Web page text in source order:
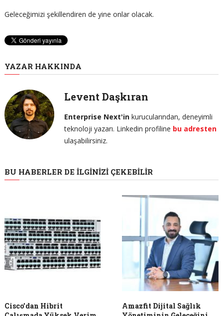
Geleceğimizi şekillendiren de yine onlar olacak.
YAZAR HAKKINDA
Levent Daşkıran
Enterprise Next'inkurucularından, deneyimli
teknoloji yazarı. Linkedin profiline bu adresten
ulaşabilirsiniz.
BU HABERLER DE İLGINIZI ÇEKEBILIR
Cisco’dan Hibrit
Amazfit Dijital Sağlık